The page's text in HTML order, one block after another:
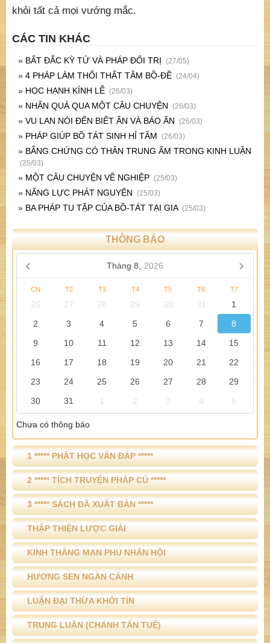
khỏi tất cả mọi vướng mắc.
CÁC TIN KHÁC
» BẤT ĐẮC KỲ TỬ VÀ PHÁP ĐỐI TRỊ (27/05)
» 4 PHÁP LÀM THỐI THẤT TÂM BỒ-ĐỀ (24/04)
» HỌC HẠNH KÍNH LỄ (26/03)
» NHÂN QUẢ QUA MỘT CÂU CHUYỆN (26/03)
» VU LAN NÓI ĐẾN BIẾT ÂN VÀ BÁO ÂN (26/03)
» PHÁP GIÚP BỒ TÁT SINH HỈ TÂM (26/03)
» BẰNG CHỨNG CÓ THÂN TRUNG ẤM TRONG KINH LUẬN
(25/03)
» MỘT CÂU CHUYỆN VỀ NGHIỆP (25/03)
» NĂNG LỰC PHÁT NGUYỆN (25/03)
» BA PHÁP TU TẬP CỦA BỒ-TÁT TẠI GIA (25/03)
THÔNG BÁO
Tháng 8, 2026
CN T2 T3 T4 T5 T6 T7
26 27 28 29 30 31
1
2
3 4 5 6 7
8
9
10 11 12 13 14
15
16
17 18 19 20 21
22
23
24 25 26 27 28
29
30
31 1 2 3 4 5
Chưa có thông báo
1 ***** PHẬT HỌC VẤN ĐÁP *****
2 ***** TÍCH TRUYỆN PHÁP CÚ *****
3 ***** SÁCH ĐÃ XUẤT BẢN *****
THẬP THIỆN LƯỢC GIẢI
KINH THẮNG MAN PHU NHÂN HỘI
HƯƠNG SEN NGÀN CÁNH
LUẬN ĐẠI THỪA KHỞI TÍN
TRUNG LUẬN (CHÁNH TẤN TUỆ)